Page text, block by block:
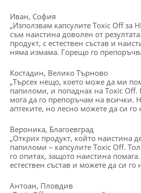
Иван, София
„Използвам капсулите Toxic Off за
съм наистина доволен от
продукт, с естествен състав и
няма измама. Горещо го
Костадин, Велико Търново
„Търсех нещо, което може да ми
папиломи, и попаднах на Toxic Off.
мога да го препоръчам на всички.
аптеките, но лесно можете да си
Вероника, Благоевград
„Открих продукт, който наистина
папиломи – капсулите Toxic Off.
го опитах, защото наистина
естествен състав и можете да си
Антоан, Пловдив